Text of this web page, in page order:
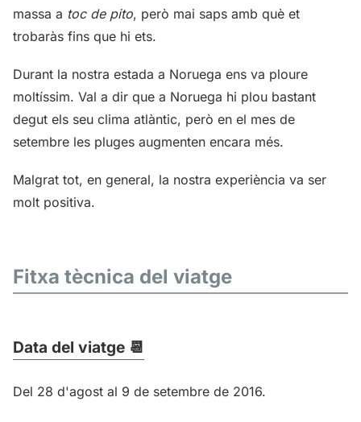
massa a toc de pito, però mai saps amb què et
trobaràs fins que hi ets.
Durant la nostra estada a Noruega ens va ploure
moltíssim. Val a dir que a Noruega hi plou bastant
degut els seu clima atlàntic, però en el mes de
setembre les pluges augmenten encara més.
Malgrat tot, en general, la nostra experiència va ser
molt positiva.
Fitxa tècnica del viatge
Data del viatge 📆
Del 28 d'agost al 9 de setembre de 2016.